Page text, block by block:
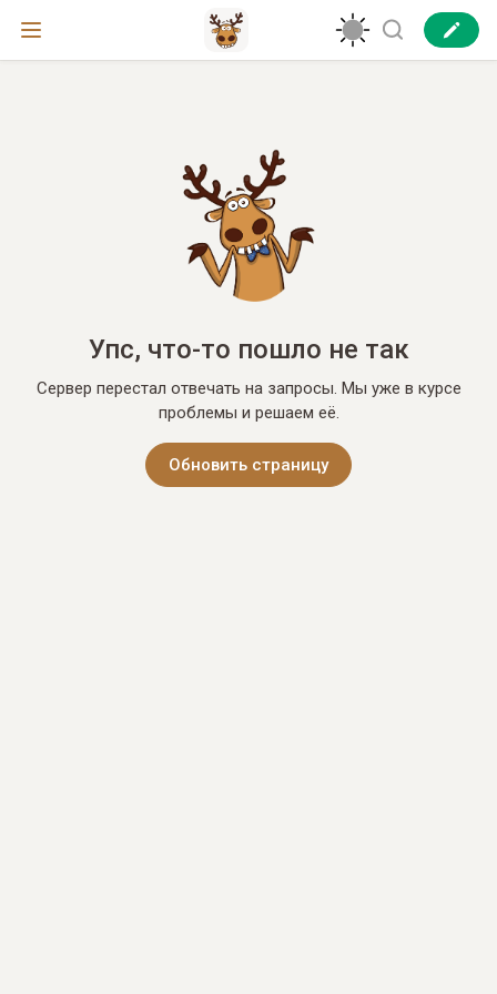
Упс, что-то пошло не так
Сервер перестал отвечать на запросы. Мы уже в курсе
проблемы и решаем её.
Обновить страницу